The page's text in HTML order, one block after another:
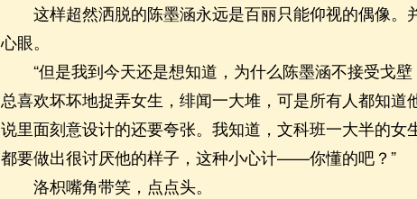
这样超然洒脱的陈墨涵永远是百丽只能仰视的偶像。
心眼。
“但是我到今天还是想知道，为什么陈墨涵不接受戈壁
总喜欢坏坏地捉弄女生，绯闻一大堆，可是所有人都知
说里面刻意设计的还要夸张。我知道，文科班一大半的女
都要做出很讨厌他的样子，这种小心计——你懂的吧？”
洛枳嘴角带笑，点点头。